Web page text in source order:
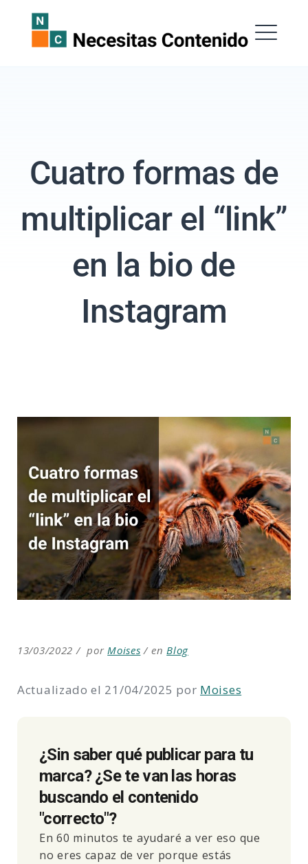
Saltar
contenido
Necesitas Contenido
EXPAND
Cuatro formas de
multiplicar el “link”
en la bio de
Instagram
13/03/2022 por Moises en Blog
Actualizado el 21/04/2025 por Moises
¿Sin saber qué publicar para tu
marca? ¿Se te van las horas
buscando el contenido
"correcto"?
En 60 minutos te ayudaré a ver eso que
no eres capaz de ver porque estás